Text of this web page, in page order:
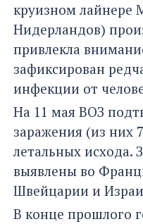
круизном лайнере
Нидерландов)
привлекла
зафиксирован
инфекции от
На 11 мая ВОЗ
заражения (из них
летальных исхода.
выявлены во
Швейцарии и
В конце прошлого